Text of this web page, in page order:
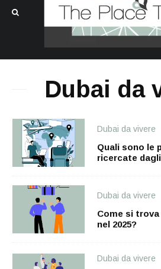
Dubai da
Dubai da vivere
Quali sono le
ricercate
Dubai da vivere
Come si trova
nel 2025?
Dubai da vivere